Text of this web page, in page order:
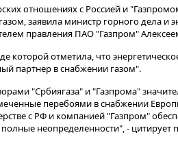
отношениях с Россией и
заявила министр горного дела и
правления ПАО "Газпром"
которой отметила, что
партнер в снабжении газом"​​​.
"Србиягаза" и "Газпрома"
перебоями в снабжении
с РФ и компанией "Газпром"
неопределенности", - цитирует